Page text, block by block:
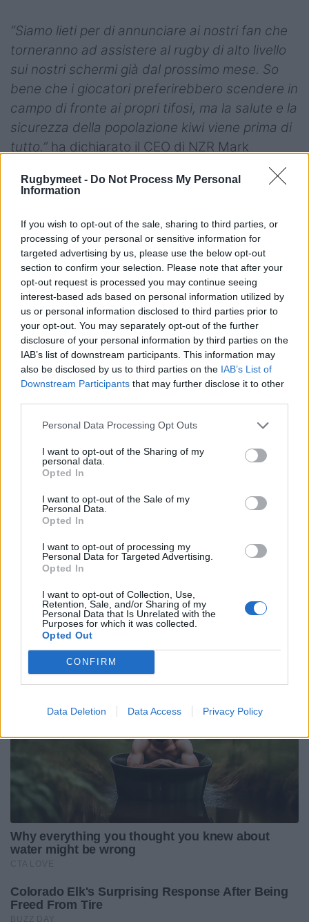
Rugbymeet - Do Not Process My Personal
Information
If you wish to opt-out of the sale, sharing to third parties, or
processing of your personal or sensitive information for
targeted advertising by us, please use the below opt-out
section to confirm your selection. Please note that after your
opt-out request is processed you may continue seeing
interest-based ads based on personal information utilized by
us or personal information disclosed to third parties prior to
your opt-out. You may separately opt-out of the further
disclosure of your personal information by third parties on the
IAB’s list of downstream participants. This information may
also be disclosed by us to third parties on the IAB’s List of
Downstream Participants that may further disclose it to other
Personal Data Processing Opt Outs
I want to opt-out of the Sharing of my
personal data.
Opted In
I want to opt-out of the Sale of my
Personal Data.
Opted In
I want to opt-out of processing my
Personal Data for Targeted Advertising.
Opted In
I want to opt-out of Collection, Use,
Retention, Sale, and/or Sharing of my
Personal Data that Is Unrelated with the
Purposes for which it was collected.
Opted Out
CONFIRM
Data Deletion Data Access Privacy Policy
“Siamo lieti per di annunciare ai nostri fan che
torneranno ad assistere al rugby di alto livello
sui nostri schermi già dal prossimo mese. So
bene che i giocatori preferirebbero scendere in
campo di fronte ai propri tifosi, ma la salute e la
sicurezza della popolazione kiwi viene prima di
tutto.” ha dichiarato il CEO di NZR Mark
Robinson ha anche precisato che una
internazionali programmati a luglio verrà presa
nelle prossime due settimane. A Luglio gli All
Blacks dovrebbero sfidare il Galles in due test
match.